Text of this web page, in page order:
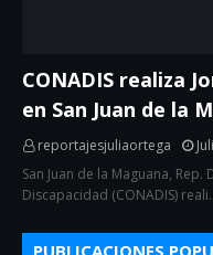
CONADIS realiza
en San Juan de la
reportajesjuliaortega
San Juan de la Maguana,
Discapacidad (CONADIS)
PUBLICACIONES